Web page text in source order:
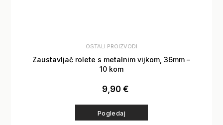
OSTALI PROIZVODI
Zaustavljač rolete s metalnim vijkom, 36mm –
10 kom
9,90 €
Pogledaj